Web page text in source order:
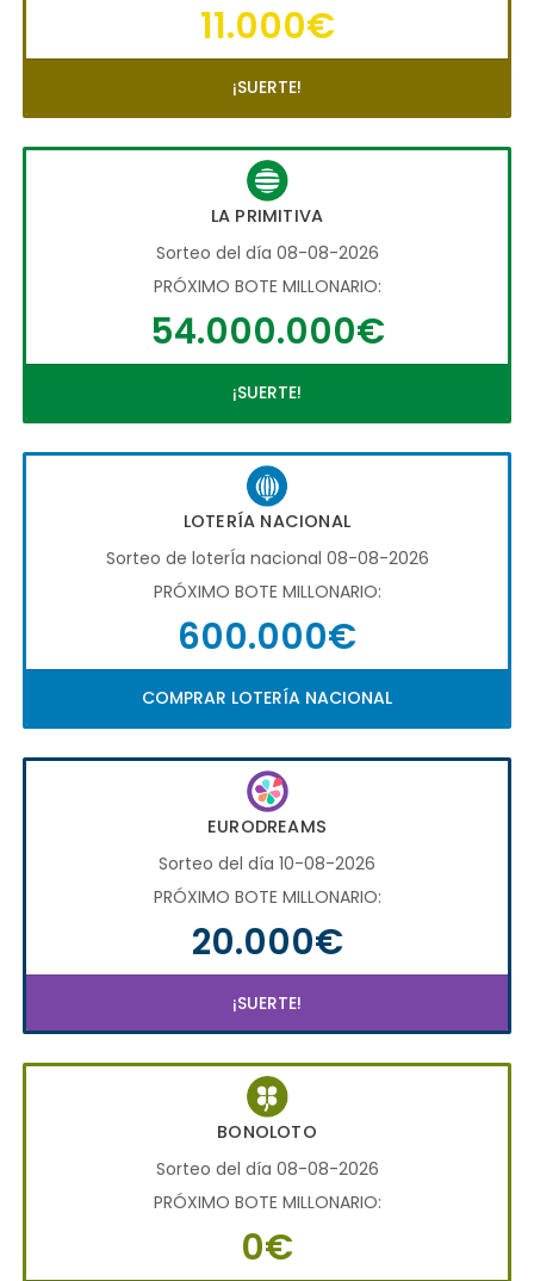
11.000€
¡SUERTE!
LA PRIMITIVA
Sorteo del día 08-08-2026
PRÓXIMO BOTE MILLONARIO:
54.000.000€
¡SUERTE!
LOTERÍA NACIONAL
Sorteo de loterÍa nacional 08-08-2026
PRÓXIMO BOTE MILLONARIO:
600.000€
COMPRAR LOTERÍA NACIONAL
EURODREAMS
Sorteo del día 10-08-2026
PRÓXIMO BOTE MILLONARIO:
20.000€
¡SUERTE!
BONOLOTO
Sorteo del día 08-08-2026
PRÓXIMO BOTE MILLONARIO:
0€